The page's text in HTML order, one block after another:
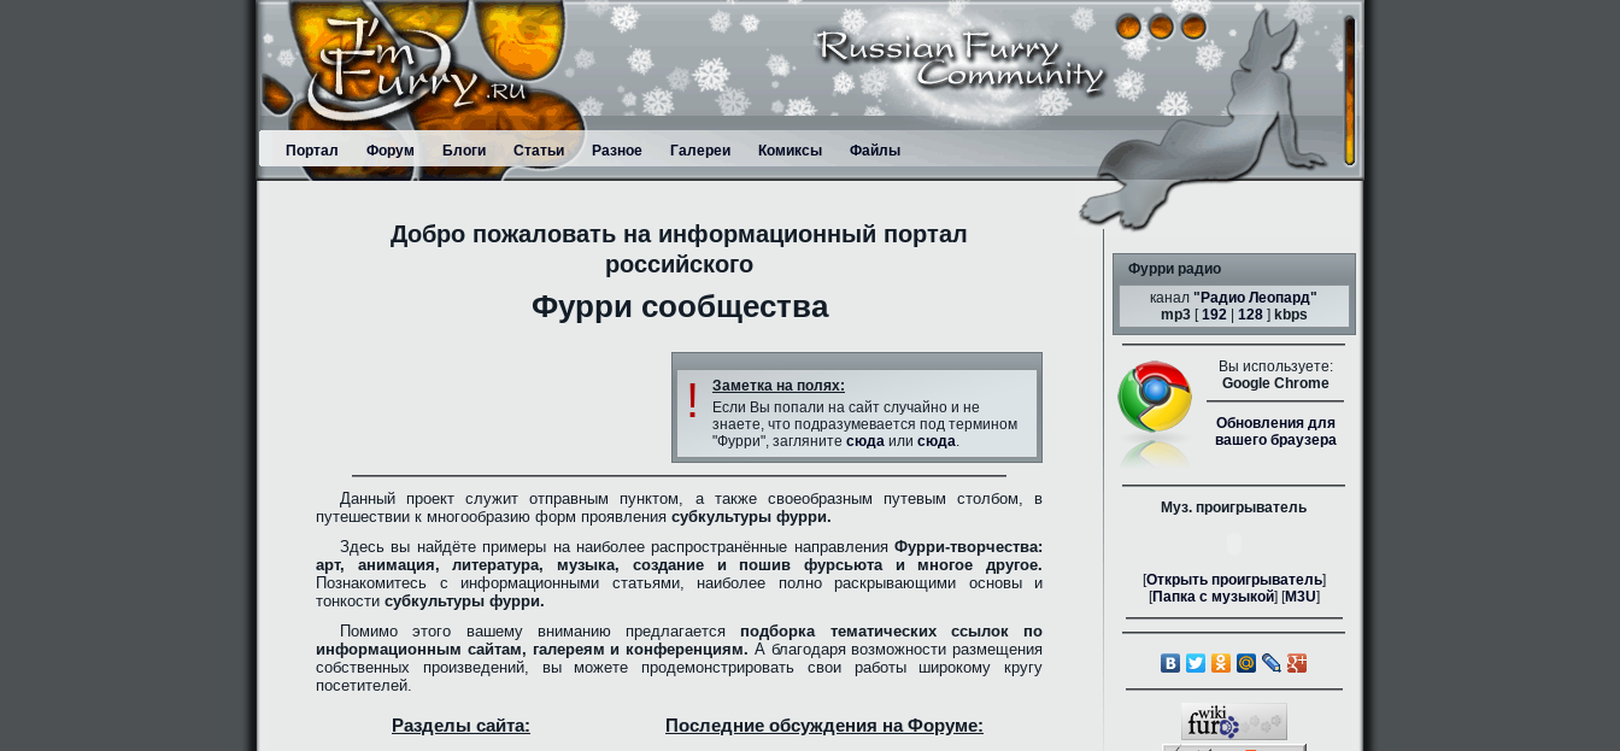
Портал Форум Блоги Статьи Разное Галереи Комиксы Файлы
Добро пожаловать на информационный портал
российского
Фурри сообщества
!
Заметка на полях:
Если Вы попали на сайт случайно и не
знаете, что подразумевается под термином
"Фурри", загляните сюда или сюда.
Данный проект служит отправным пунктом, а также своеобразным путевым столбом, в
путешествии к многообразию форм проявления субкультуры фурри.
Здесь вы найдёте примеры на наиболее распространённые направления Фурри-творчества:
арт, анимация, литература, музыка, создание и пошив фурсьюта и многое другое.
Познакомитесь с информационными статьями, наиболее полно раскрывающими основы и
тонкости субкультуры фурри.
Помимо этого вашему вниманию предлагается подборка тематических ссылок по
информационным сайтам, галереям и конференциям. А благодаря возможности размещения
собственных произведений, вы можете продемонстрировать свои работы широкому кругу
посетителей.
Разделы сайта: Последние обсуждения на Форуме:
Фурри радио
канал " Радио Леопард"
mp3[192| 128] kbps
Вы используете:
Google Chrome
Обновления для
вашего браузера
Муз. проигрыватель
[Открыть проигрыватель]
[Папка с музыкой] [M3U]